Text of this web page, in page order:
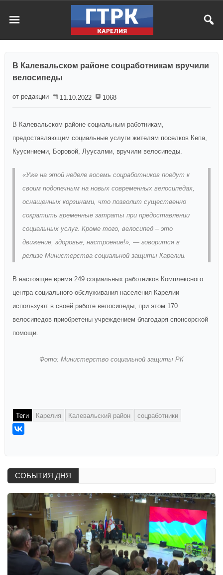
В Калевальском районе соцработникам вручили
велосипеды
от редакции 11.10.2022 1068
В Калевальском районе социальным работникам,
предоставляющим социальные услуги жителям поселков Кепа,
Куусиниеми, Боровой, Луусалми, вручили велосипеды.
«Уже на этой неделе восемь соцработников поедут к
своим подопечным на новых современных велосипедах,
оснащенных корзинами, что позволит существенно
сократить временные затраты при предоставлении
социальных услуг. Кроме того, велосипед – это
движение, здоровье, настроение!», — говорится в
релизе Министерства социальной защиты Карелии.
В настоящее время 249 социальных работников Комплексного
центра социального обслуживания населения Карелии
используют в своей работе велосипеды, при этом 170
велосипедов приобретены учреждением благодаря спонсорской
помощи.
Фото: Министерство социальной защиты РК
Теги Карелия Калевальский район соцработники
СОБЫТИЯ ДНЯ